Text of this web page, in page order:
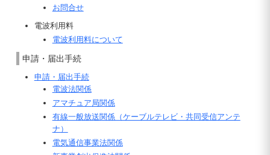
お問合せ
電波利用料
電波利用料について
申請・届出手続
申請・届出手続
電波法関係
アマチュア局関係
有線一般放送関係（ケーブルテレビ・共同受信アンテ
ナ）
電気通信事業法関係